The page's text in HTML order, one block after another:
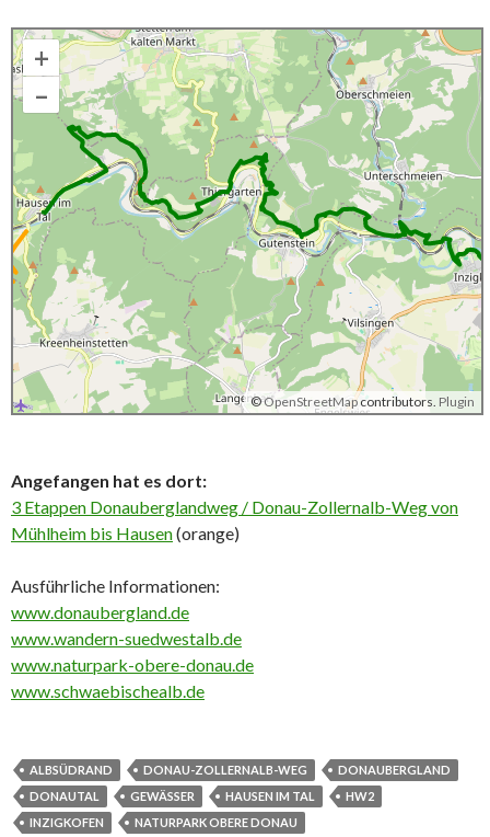
+
–
©OpenStreetMapcontributors. Plugin
Angefangen hat es dort:
3 Etappen Donauberglandweg / Donau-Zollernalb-Weg von
Mühlheim bis Hausen(orange)
Ausführliche Informationen:
www.donaubergland.de
www.wandern-suedwestalb.de
www.naturpark-obere-donau.de
www.schwaebischealb.de
ALBSÜDRAND DONAU-ZOLLERNALB-WEG
DONAUBERGLAND
DONAUTAL
GEWÄSSER HAUSEN IM TAL
HW2
INZIGKOFEN
NATURPARK OBERE DONAU